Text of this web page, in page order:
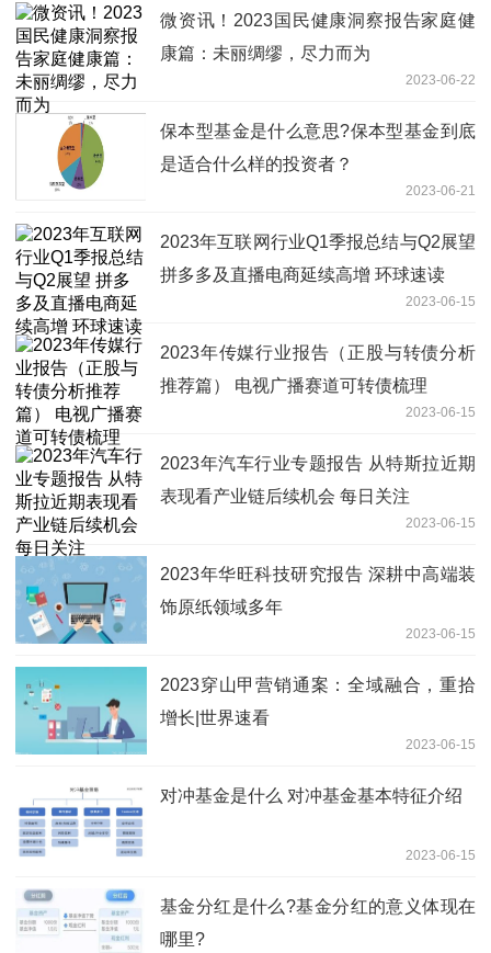
微资讯！2023国民健康洞察报告家庭健
康篇：未丽绸缪，尽力而为
2023-06-22
保本型基金是什么意思?保本型基金到底
是适合什么样的投资者？
2023-06-21
2023年互联网行业Q1季报总结与Q2展望
拼多多及直播电商延续高增 环球速读
2023-06-15
2023年传媒行业报告（正股与转债分析
推荐篇） 电视广播赛道可转债梳理
2023-06-15
2023年汽车行业专题报告 从特斯拉近期
表现看产业链后续机会 每日关注
2023-06-15
2023年华旺科技研究报告 深耕中高端装
饰原纸领域多年
2023-06-15
2023穿山甲营销通案：全域融合，重拾
增长|世界速看
2023-06-15
对冲基金是什么 对冲基金基本特征介绍
2023-06-15
基金分红是什么?基金分红的意义体现在
哪里?